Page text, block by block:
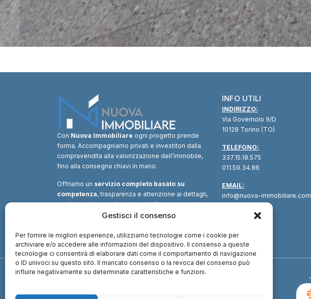
Gestisci il consenso
Per fornire le migliori esperienze, utilizziamo tecnologie come i cookie per
archiviare e/o accedere alle informazioni del dispositivo. Il consenso a queste
tecnologie ci consentirà di elaborare dati come il comportamento di navigazione
o ID univoci su questo sito. Il mancato consenso o la revoca del consenso può
influire negativamente su determinate caratteristiche e funzioni.
Con Nuova Immobiliare ogni progetto prende
forma. Accompagniamo privati e investitori dalla
compravendita alla valorizzazione dell’immobile,
fino alla consegna chiavi in mano.
Offriamo un servizio completo basato su
competenza, trasparenza e attenzione ai dettagli,
combinando consulenza immobiliare, supporto
tecnico e soluzioni finanziarie.Un unico
valore.
INFO UTILI
INDIRIZZO:
Via Governolo 9/D
10128 Torino (TO)
TELEFONO:
337.15.18.575
011.59.34.86
EMAIL:
info@nuova-immobiliare.com